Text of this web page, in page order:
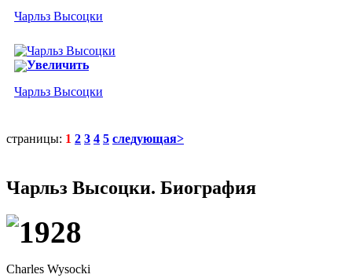
Чарльз Высоцки
Увеличить
Чарльз Высоцки
страницы: 1 2 3 4 5 следующая>
Чарльз Высоцки. Биография
1928
Charles Wysocki